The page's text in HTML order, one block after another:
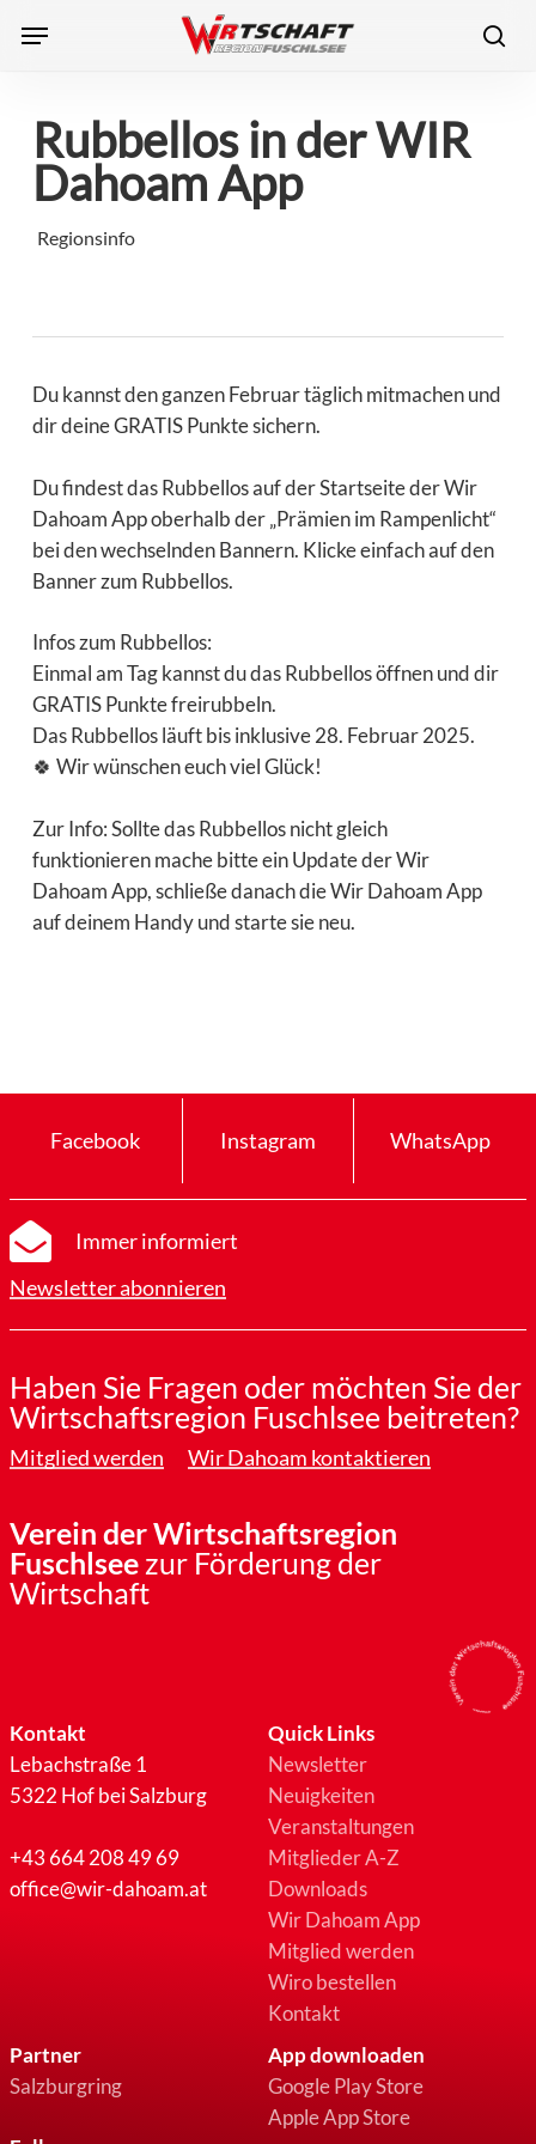
Menu
Rubbellos in der WIR
Dahoam App
Regionsinfo
Du kannst den ganzen Februar täglich mitmachen und
dir deine GRATIS Punkte sichern.
Du findest das Rubbellos auf der Startseite der Wir
Dahoam App oberhalb der „Prämien im Rampenlicht“
bei den wechselnden Bannern. Klicke einfach auf den
Banner zum Rubbellos.
Infos zum Rubbellos:
Einmal am Tag kannst du das Rubbellos öffnen und dir
GRATIS Punkte freirubbeln.
Das Rubbellos läuft bis inklusive 28. Februar 2025.
🍀 Wir wünschen euch viel Glück!
Zur Info: Sollte das Rubbellos nicht gleich
funktionieren mache bitte ein Update der Wir
Dahoam App, schließe danach die Wir Dahoam App
auf deinem Handy und starte sie neu.
Facebook Instagram WhatsApp
Immer informiert
Newsletter abonnieren
Haben Sie Fragen oder möchten Sie der
Wirtschaftsregion Fuschlsee beitreten?
Mitglied werden Wir Dahoam kontaktieren
Verein der Wirtschaftsregion
Fuschlseezur Förderung der
Wirtschaft
Kontakt
Lebachstraße 1
5322 Hof bei Salzburg
+43 664 208 49 69
office@wir-dahoam.at
Quick Links
Newsletter
Neuigkeiten
Veranstaltungen
Mitglieder A-Z
Downloads
Wir Dahoam App
Mitglied werden
Wiro bestellen
Kontakt
Partner
Salzburgring
App downloaden
Google Play Store
Apple App Store